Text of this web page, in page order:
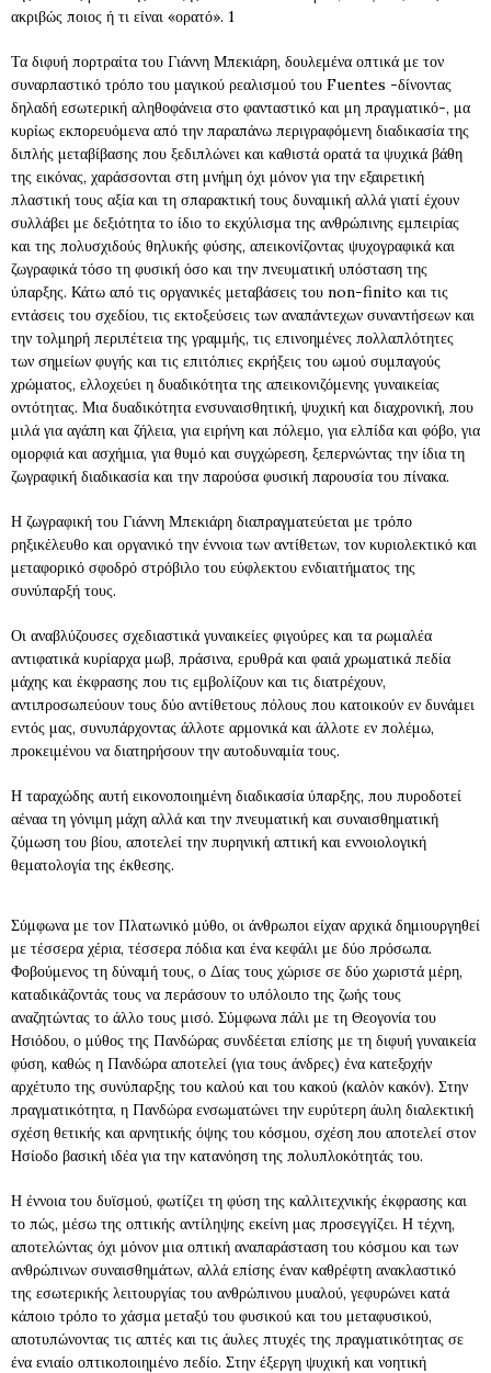
ακριβώς ποιος ή τι είναι «ορατό». 1
Τα διφυή πορτραίτα του Γιάννη Μπεκιάρη, δουλεμένα οπτικά με τον
συναρπαστικό τρόπο του μαγικού ρεαλισμού του Fuentes -δίνοντας
δηλαδή εσωτερική αληθοφάνεια στο φανταστικό και μη πραγματικό-, μα
κυρίως εκπορευόμενα από την παραπάνω περιγραφόμενη διαδικασία της
διπλής μεταβίβασης που ξεδιπλώνει και καθιστά ορατά τα ψυχικά βάθη
της εικόνας, χαράσσονται στη μνήμη όχι μόνον για την εξαιρετική
πλαστική τους αξία και τη σπαρακτική τους δυναμική αλλά γιατί έχουν
συλλάβει με δεξιότητα το ίδιο το εκχύλισμα της ανθρώπινης εμπειρίας
και της πολυσχιδούς θηλυκής φύσης, απεικονίζοντας ψυχογραφικά και
ζωγραφικά τόσο τη φυσική όσο και την πνευματική υπόσταση της
ύπαρξης. Κάτω από τις οργανικές μεταβάσεις του non-finito και τις
εντάσεις του σχεδίου, τις εκτοξεύσεις των αναπάντεχων συναντήσεων και
την τολμηρή περιπέτεια της γραμμής, τις επινοημένες πολλαπλότητες
των σημείων φυγής και τις επιτόπιες εκρήξεις του ωμού συμπαγούς
χρώματος, ελλοχεύει η δυαδικότητα της απεικονιζόμενης γυναικείας
οντότητας. Μια δυαδικότητα ενσυναισθητική, ψυχική και διαχρονική, που
μιλά για αγάπη και ζήλεια, για ειρήνη και πόλεμο, για ελπίδα και φόβο, για
ομορφιά και ασχήμια, για θυμό και συγχώρεση, ξεπερνώντας την ίδια τη
ζωγραφική διαδικασία και την παρούσα φυσική παρουσία του πίνακα.
Η ζωγραφική του Γιάννη Μπεκιάρη διαπραγματεύεται με τρόπο
ρηξικέλευθο και οργανικό την έννοια των αντίθετων, τον κυριολεκτικό και
μεταφορικό σφοδρό στρόβιλο του εύφλεκτου ενδιαιτήματος της
συνύπαρξή τους.
Οι αναβλύζουσες σχεδιαστικά γυναικείες φιγούρες και τα ρωμαλέα
αντιφατικά κυρίαρχα μωβ, πράσινα, ερυθρά και φαιά χρωματικά πεδία
μάχης και έκφρασης που τις εμβολίζουν και τις διατρέχουν,
αντιπροσωπεύουν τους δύο αντίθετους πόλους που κατοικούν εν δυνάμει
εντός μας, συνυπάρχοντας άλλοτε αρμονικά και άλλοτε εν πολέμω,
προκειμένου να διατηρήσουν την αυτοδυναμία τους.
Η ταραχώδης αυτή εικονοποιημένη διαδικασία ύπαρξης, που πυροδοτεί
αέναα τη γόνιμη μάχη αλλά και την πνευματική και συναισθηματική
ζύμωση του βίου, αποτελεί την πυρηνική απτική και εννοιολογική
θεματολογία της έκθεσης.
Σύμφωνα με τον Πλατωνικό μύθο, οι άνθρωποι είχαν αρχικά δημιουργηθεί
με τέσσερα χέρια, τέσσερα πόδια και ένα κεφάλι με δύο πρόσωπα.
Φοβούμενος τη δύναμή τους, ο Δίας τους χώρισε σε δύο χωριστά μέρη,
καταδικάζοντάς τους να περάσουν το υπόλοιπο της ζωής τους
αναζητώντας το άλλο τους μισό. Σύμφωνα πάλι με τη Θεογονία του
Ησιόδου, ο μύθος της Πανδώρας συνδέεται επίσης με τη διφυή γυναικεία
φύση, καθώς η Πανδώρα αποτελεί (για τους άνδρες) ένα κατεξοχήν
αρχέτυπο της συνύπαρξης του καλού και του κακού (καλὸν κακόν). Στην
πραγματικότητα, η Πανδώρα ενσωματώνει την ευρύτερη άυλη διαλεκτική
σχέση θετικής και αρνητικής όψης του κόσμου, σχέση που αποτελεί στον
Ησίοδο βασική ιδέα για την κατανόηση της πολυπλοκότητάς του.
Η έννοια του δυϊσμού, φωτίζει τη φύση της καλλιτεχνικής έκφρασης και
το πώς, μέσω της οπτικής αντίληψης εκείνη μας προσεγγίζει. Η τέχνη,
αποτελώντας όχι μόνον μια οπτική αναπαράσταση του κόσμου και των
ανθρώπινων συναισθημάτων, αλλά επίσης έναν καθρέφτη ανακλαστικό
της εσωτερικής λειτουργίας του ανθρώπινου μυαλού, γεφυρώνει κατά
κάποιο τρόπο το χάσμα μεταξύ του φυσικού και του μεταφυσικού,
αποτυπώνοντας τις απτές και τις άυλες πτυχές της πραγματικότητας σε
ένα ενιαίο οπτικοποιημένο πεδίο. Στην έξεργη ψυχική και νοητική